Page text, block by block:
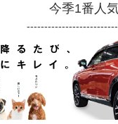
今季1番人